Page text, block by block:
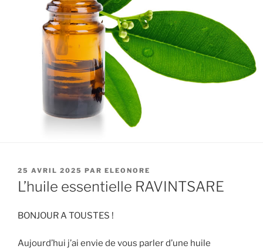
PUBLIÉ
LE
25 AVRIL 2025 PAR ELEONORE
L’huile essentielle RAVINTSARE
BONJOUR A TOUSTES !
Aujourd’hui j’ai envie de vous parler d’une huile